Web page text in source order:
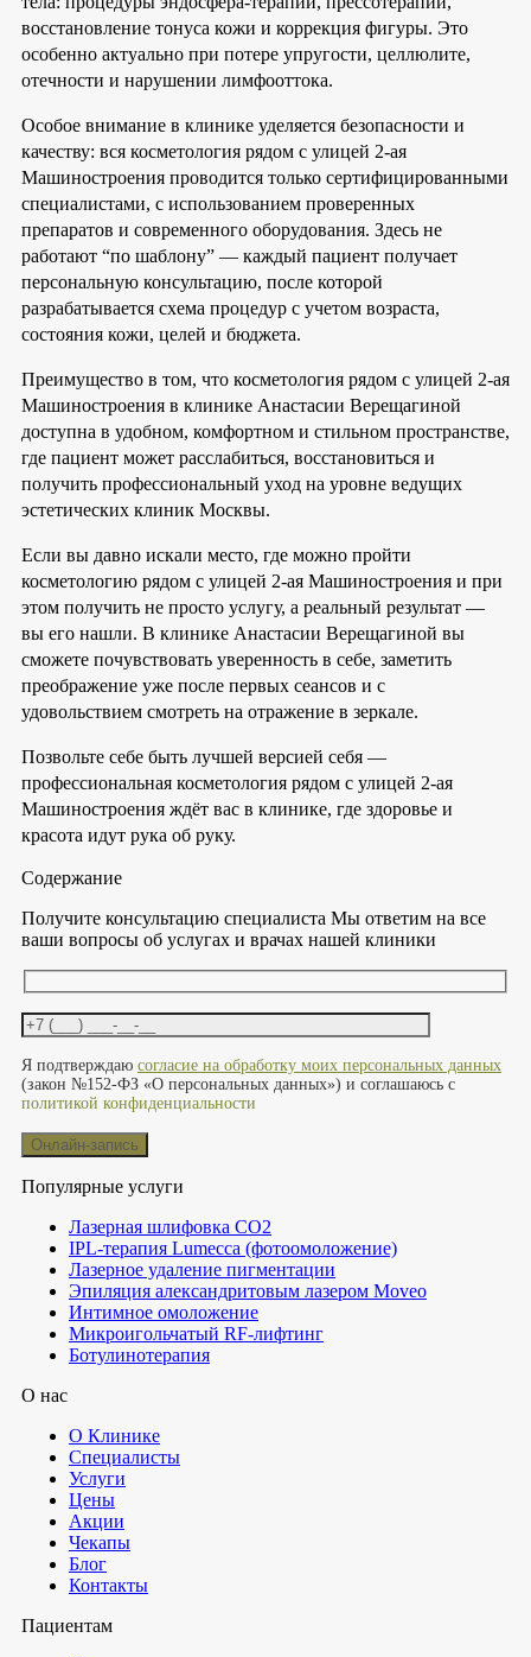
восстановление тонуса кожи и коррекция фигуры. Это
особенно актуально при потере упругости, целлюлите,
отечности и нарушении лимфооттока.
Особое внимание в клинике уделяется безопасности и
качеству: вся косметология рядом с улицей 2-ая
Машиностроения проводится только сертифицированными
специалистами, с использованием проверенных
препаратов и современного оборудования. Здесь не
работают “по шаблону” — каждый пациент получает
персональную консультацию, после которой
разрабатывается схема процедур с учетом возраста,
состояния кожи, целей и бюджета.
Преимущество в том, что косметология рядом с улицей 2-ая
Машиностроения в клинике Анастасии Верещагиной
доступна в удобном, комфортном и стильном пространстве,
где пациент может расслабиться, восстановиться и
получить профессиональный уход на уровне ведущих
эстетических клиник Москвы.
Если вы давно искали место, где можно пройти
косметологию рядом с улицей 2-ая Машиностроения и при
этом получить не просто услугу, а реальный результат —
вы его нашли. В клинике Анастасии Верещагиной вы
сможете почувствовать уверенность в себе, заметить
преображение уже после первых сеансов и с
удовольствием смотреть на отражение в зеркале.
Позвольте себе быть лучшей версией себя —
профессиональная косметология рядом с улицей 2-ая
Машиностроения ждёт вас в клинике, где здоровье и
красота идут рука об руку.
Содержание
Получите консультацию специалиста Мы ответим на все
ваши вопросы об услугах и врачах нашей клиники
Я подтверждаю согласие на обработку моих персональных данных
(закон №152-ФЗ «О персональных данных») и соглашаюсь с
политикой конфиденциальности
Популярные услуги
Лазерная шлифовка СО2
IPL-терапия Lumecca (фотоомоложение)
Лазерное удаление пигментации
Эпиляция александритовым лазером Moveo
Интимное омоложение
Микроигольчатый RF-лифтинг
Ботулинотерапия
О нас
О Клинике
Специалисты
Услуги
Цены
Акции
Чекапы
Блог
Контакты
Пациентам